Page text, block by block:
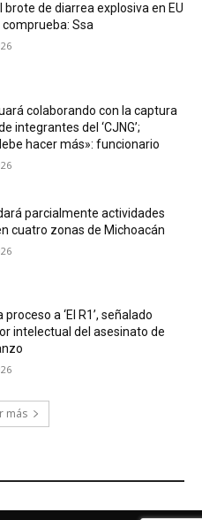
brote de diarrea explosiva en EU
comprueba: Ssa
colaborando con la captura
integrantes del ‘CJNG’;
hacer más»: funcionario
parcialmente actividades
cuatro zonas de Michoacán
proceso a ‘El R1’, señalado
intelectual del asesinato de
más